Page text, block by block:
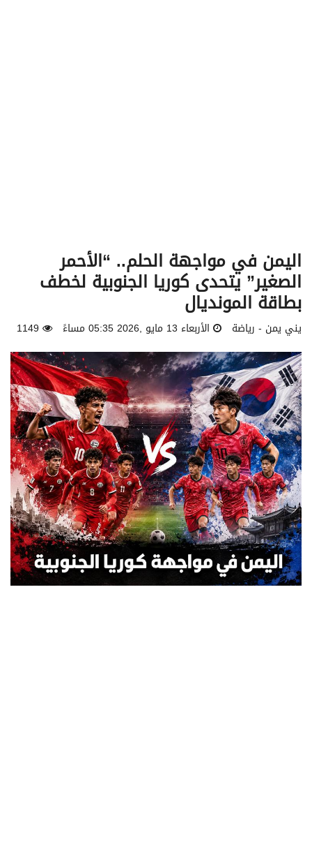
اليمن في مواجهة الحلم.. “الأحمر
الصغير” يتحدى كوريا الجنوبية لخطف
بطاقة المونديال
يني يمن - رياضة الأربعاء 13 مايو ,2026 05:35 مساءً 1149